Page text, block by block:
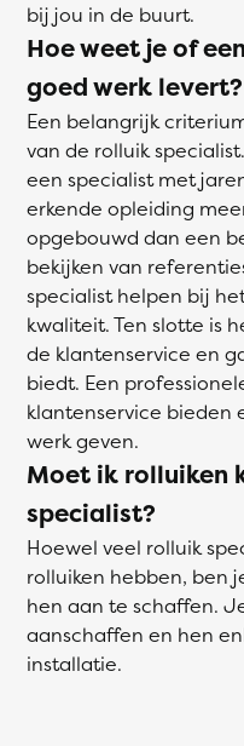
bij jou in de buurt.
Hoe weet je of
goed werk levert?
Een belangrijk
van de rolluik
een specialist met
erkende opleiding
opgebouwd dan een
bekijken van
specialist helpen bij
kwaliteit. Ten slotte is
de klantenservice en
biedt. Een
klantenservice bieden
werk geven.
Moet ik rolluiken
specialist?
Hoewel veel rolluik
rolluiken hebben, ben
hen aan te schaffen.
aanschaffen en hen
installatie.